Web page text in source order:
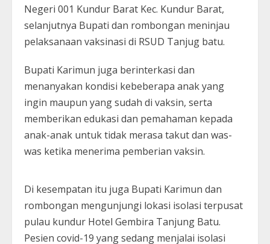
Negeri 001 Kundur Barat Kec. Kundur Barat,
selanjutnya Bupati dan rombongan meninjau
pelaksanaan vaksinasi di RSUD Tanjug batu.
Bupati Karimun juga berinterkasi dan
menanyakan kondisi kebeberapa anak yang
ingin maupun yang sudah di vaksin, serta
memberikan edukasi dan pemahaman kepada
anak-anak untuk tidak merasa takut dan was-
was ketika menerima pemberian vaksin.
Di kesempatan itu juga Bupati Karimun dan
rombongan mengunjungi lokasi isolasi terpusat
pulau kundur Hotel Gembira Tanjung Batu.
Pesien covid-19 yang sedang menjalai isolasi